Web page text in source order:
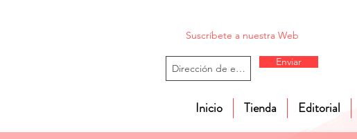
Suscríbete a nuestra Web
Enviar
Inicio Tienda Editorial